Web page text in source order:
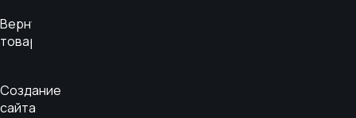
Вернуть
товар
Создание
сайта